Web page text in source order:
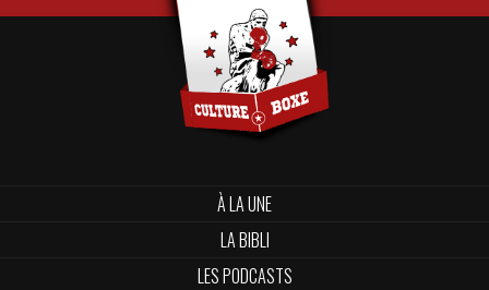
À LA UNE
LA BIBLI
LES PODCASTS